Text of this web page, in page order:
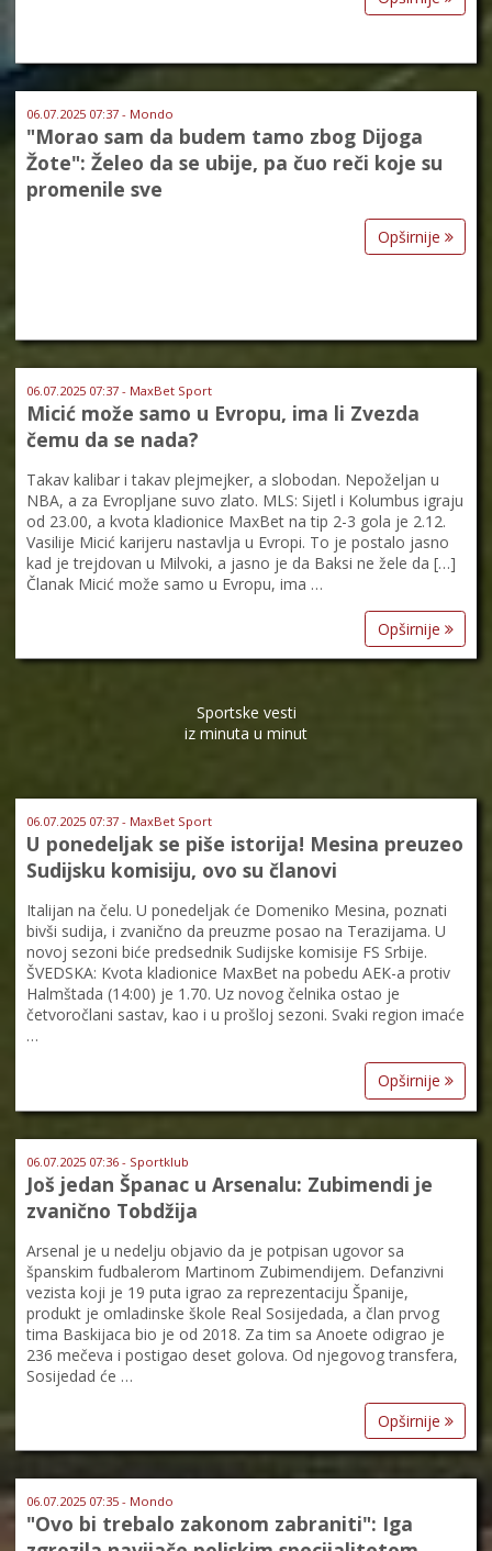
06.07.2025 07:37 - Mondo
"Morao sam da budem tamo zbog Dijoga
Žote": Želeo da se ubije, pa čuo reči koje su
promenile sve
Opširnije
06.07.2025 07:37 - MaxBet Sport
Micić može samo u Evropu, ima li Zvezda
čemu da se nada?
Takav kalibar i takav plejmejker, a slobodan. Nepoželjan u
NBA, a za Evropljane suvo zlato. MLS: Sijetl i Kolumbus igraju
od 23.00, a kvota kladionice MaxBet na tip 2-3 gola je 2.12.
Vasilije Micić karijeru nastavlja u Evropi. To je postalo jasno
kad je trejdovan u Milvoki, a jasno je da Baksi ne žele da […]
Članak Micić može samo u Evropu, ima …
Opširnije
Sportske vesti
iz minuta u minut
06.07.2025 07:37 - MaxBet Sport
U ponedeljak se piše istorija! Mesina preuzeo
Sudijsku komisiju, ovo su članovi
Italijan na čelu. U ponedeljak će Domeniko Mesina, poznati
bivši sudija, i zvanično da preuzme posao na Terazijama. U
novoj sezoni biće predsednik Sudijske komisije FS Srbije.
ŠVEDSKA: Kvota kladionice MaxBet na pobedu AEK-a protiv
Halmštada (14:00) je 1.70. Uz novog čelnika ostao je
četvoročlani sastav, kao i u prošloj sezoni. Svaki region imaće
…
Opširnije
06.07.2025 07:36 - Sportklub
Još jedan Španac u Arsenalu: Zubimendi je
zvanično Tobdžija
Arsenal je u nedelju objavio da je potpisan ugovor sa
španskim fudbalerom Martinom Zubimendijem. Defanzivni
vezista koji je 19 puta igrao za reprezentaciju Španije,
produkt je omladinske škole Real Sosijedada, a član prvog
tima Baskijaca bio je od 2018. Za tim sa Anoete odigrao je
236 mečeva i postigao deset golova. Od njegovog transfera,
Sosijedad će …
Opširnije
06.07.2025 07:35 - Mondo
"Ovo bi trebalo zakonom zabraniti": Iga